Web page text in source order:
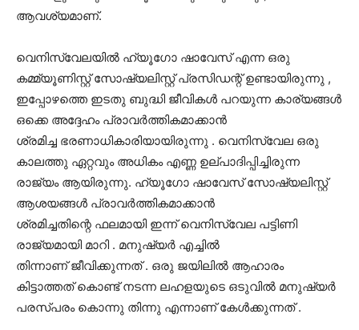
ആവശ്യമാണ്.
വെനിസ്വേലയിൽ ഹ്യൂഗോ ഷാവേസ് എന്ന ഒരു
കമ്മ്യൂണിസ്റ്റ് സോഷ്യലിസ്റ്റ് പ്രസിഡന്റ് ഉണ്ടായിരുന്നു ,
ഇപ്പോഴത്തെ ഇടതു ബുദ്ധി ജീവികൾ പറയുന്ന കാര്യങ്ങൾ
ഒക്കെ അദ്ദേഹം പ്രാവർത്തികമാക്കാൻ
ശ്രമിച്ച ഭരണാധികാരിയായിരുന്നു . വെനിസ്വേല ഒരു
കാലത്തു ഏറ്റവും അധികം എണ്ണ ഉല്പാദിപ്പിച്ചിരുന്ന
രാജ്യം ആയിരുന്നു. ഹ്യൂഗോ ഷാവേസ് സോഷ്യലിസ്റ്റ്
ആശയങ്ങൾ പ്രാവർത്തികമാക്കാൻ
ശ്രമിച്ചതിന്റെ ഫലമായി ഇന്ന് വെനിസ്വേല പട്ടിണി
രാജ്യമായി മാറി . മനുഷ്യർ എച്ചിൽ
തിന്നാണ് ജീവിക്കുന്നത് . ഒരു ജയിലിൽ ആഹാരം
കിട്ടാത്തത് കൊണ്ട് നടന്ന ലഹളയുടെ ഒടുവിൽ മനുഷ്യർ
പരസ്പരം കൊന്നു തിന്നു എന്നാണ് കേൾക്കുന്നത് .